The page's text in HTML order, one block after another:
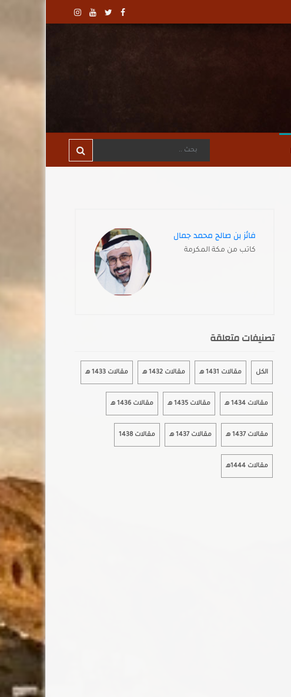
فائز بن صالح محمد جمال
كاتب من مكة المكرمة
تصنيفات متعلقة
الكل مقالات 1431 هـ مقالات 1432 هـ مقالات 1433 هـ
مقالات 1434 هـ مقالات 1435 هـ مقالات 1436 هـ
مقالات 1437 هـ مقالات 1437 هـ مقالات 1438
مقالات 1444هـ